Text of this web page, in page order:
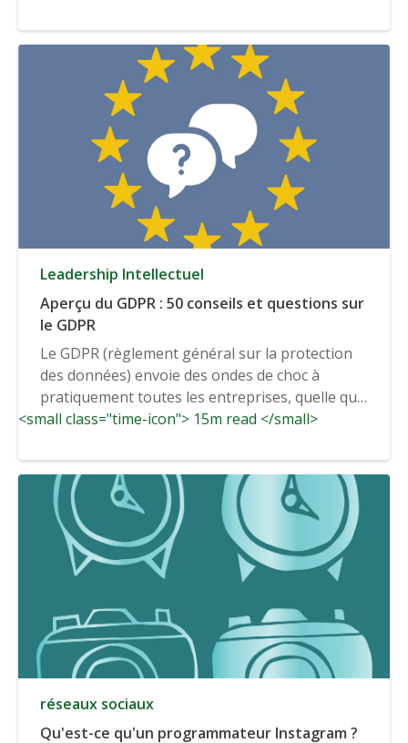
Leadership Intellectuel
Aperçu du GDPR : 50 conseils et questions sur
le GDPR
Le GDPR (règlement général sur la protection
des données) envoie des ondes de choc à
pratiquement toutes les entreprises, quelle que
soit leur...
<small class="time-icon"> 15m read </small>
réseaux sociaux
Qu'est-ce qu'un programmateur Instagram ?